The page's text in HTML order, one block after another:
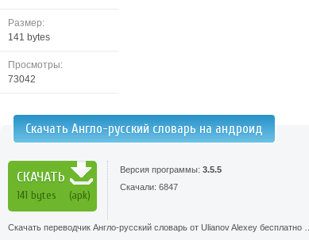
Размер:
141 bytes
Просмотры:
73042
Скачать Англо-русский словарь на андроид
СКАЧАТЬ
141 bytes (apk)
Версия программы: 3.5.5
Скачали: 6847
Скачать переводчик Англо-русский словарь от Ulianov Alexey бесплатно …